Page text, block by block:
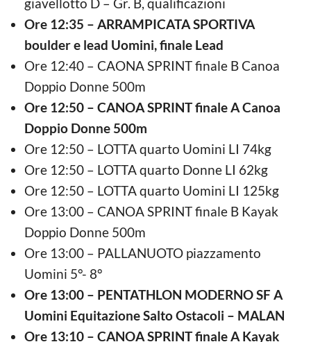
Ore 12:35 – ARRAMPICATA SPORTIVA
boulder e lead Uomini, finale Lead
Ore 12:40 – CAONA SPRINT finale B Canoa
Doppio Donne 500m
Ore 12:50 – CANOA SPRINT finale A Canoa
Doppio Donne 500m
Ore 12:50 – LOTTA quarto Uomini LI 74kg
Ore 12:50 – LOTTA quarto Donne LI 62kg
Ore 12:50 – LOTTA quarto Uomini LI 125kg
Ore 13:00 – CANOA SPRINT finale B Kayak
Doppio Donne 500m
Ore 13:00 – PALLANUOTO piazzamento
Uomini 5°- 8°
Ore 13:00 – PENTATHLON MODERNO SF A
Uomini Equitazione Salto Ostacoli – MALAN
Ore 13:10 – CANOA SPRINT finale A Kayak